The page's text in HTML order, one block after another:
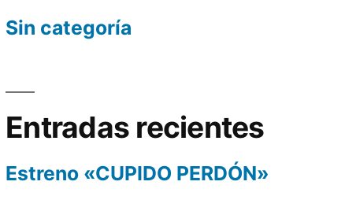
Sin categoría
Entradas recientes
Estreno «CUPIDO PERDÓN»